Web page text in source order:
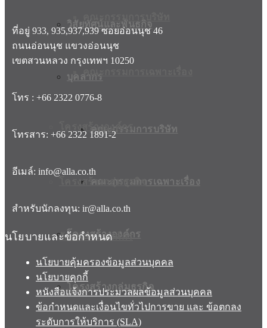
วิสัยทัศน์และพันธกิจ
บุคลากร
คณะกรรมการบริษัท
คณะกรรมการเฉพาะเรื่อง
โครงสร้างองค์กร
โครงสร้างกลุ่มธุรกิจ
โครงสร้างองค์กร
โครงสร้างกลุ่มธุรกิจ
วัฒนธรรมองค์กร
รางวัล
ที่อยู่ 933, 935,937,939 ซอยอ่อนนุช 46
ถนนอ่อนนุช แขวงอ่อนนุช
เขตสวนหลวง กรุงเทพฯ 10250
โทร : +66 2322 0776-8
โทรสาร: +66 2322 1891-2
อีเมล์: info@alla.co.th
สำหรับนักลงทุน: ir@alla.co.th
นโยบายและข้อกำหนด
นโยบายคุ้มครองข้อมูลส่วนบุคคล
นโยบายคุกกี้
หนังสือแจ้งการประมวลผลข้อมูลส่วนบุคคล
ข้อกำหนดและเงื่อนไขทั่วไปการขาย และ ข้อตกลง
ระดับการให้บริการ (SLA)